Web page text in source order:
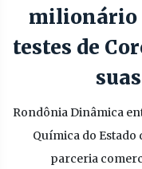
milionário
testes de
Rondônia Dinâmica
Química do Estado
parceria